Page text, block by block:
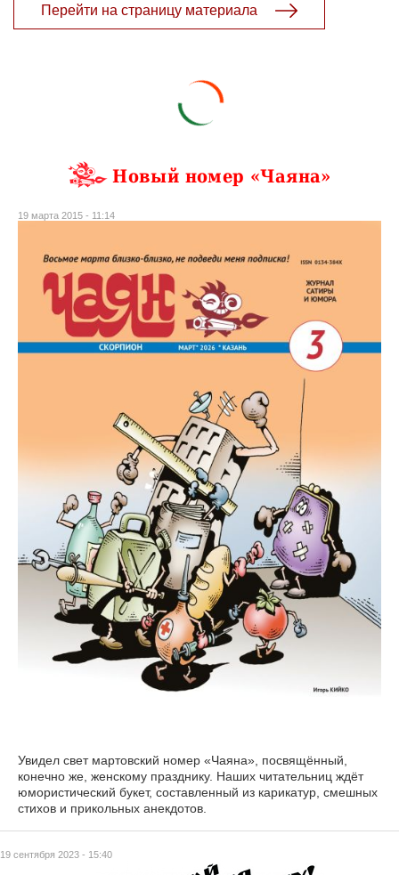
Перейти на страницу материала
19 сентября 2023 - 15:40
Новый номер «Чаяна»
19 марта 2015 - 11:14
Увидел свет мартовский номер «Чаяна», посвящённый,
конечно же, женскому празднику. Наших читательниц ждёт
юмористический букет, составленный из карикатур, смешных
стихов и прикольных анекдотов.